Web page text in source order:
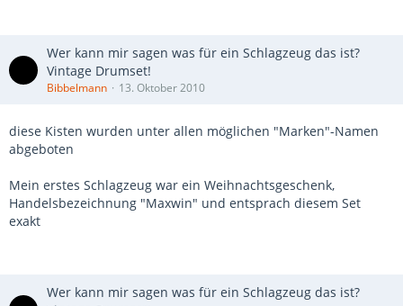
Wer kann mir sagen was für ein Schlagzeug das ist?
Vintage Drumset!
Bibbelmann 13. Oktober 2010
diese Kisten wurden unter allen möglichen "Marken"-Namen
abgeboten
Mein erstes Schlagzeug war ein Weihnachtsgeschenk,
Handelsbezeichnung "Maxwin" und entsprach diesem Set
exakt
Wer kann mir sagen was für ein Schlagzeug das ist?